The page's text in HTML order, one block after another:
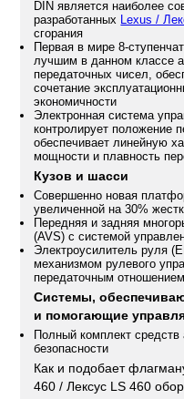
DIN является наиболее
разработанных Lexus /
сгорания
Первая в мире 8-
лучшим в данном классе
передаточных чисел,
сочетание
экономичности
Электронная система
контролирует положение
обеспечивает линейную
мощности и плавность
Кузов и шасси
Совершенно новая
увеличенной на 30%
Передняя и задняя
(AVS) с системой
Электроусилитель руля
механизмом рулевого
передаточным
Системы,
и помогающие
Полный комплект средств
безопасности
Как и подобает
460 / Лексус LS 460